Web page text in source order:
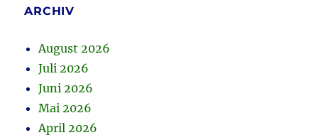
ARCHIV
August 2026
Juli 2026
Juni 2026
Mai 2026
April 2026